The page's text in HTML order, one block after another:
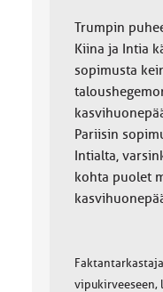
Trumpin
Kiina ja Intia
sopimusta
Pariisin
Intialta,
kohta puolet
vipukirveeseen,